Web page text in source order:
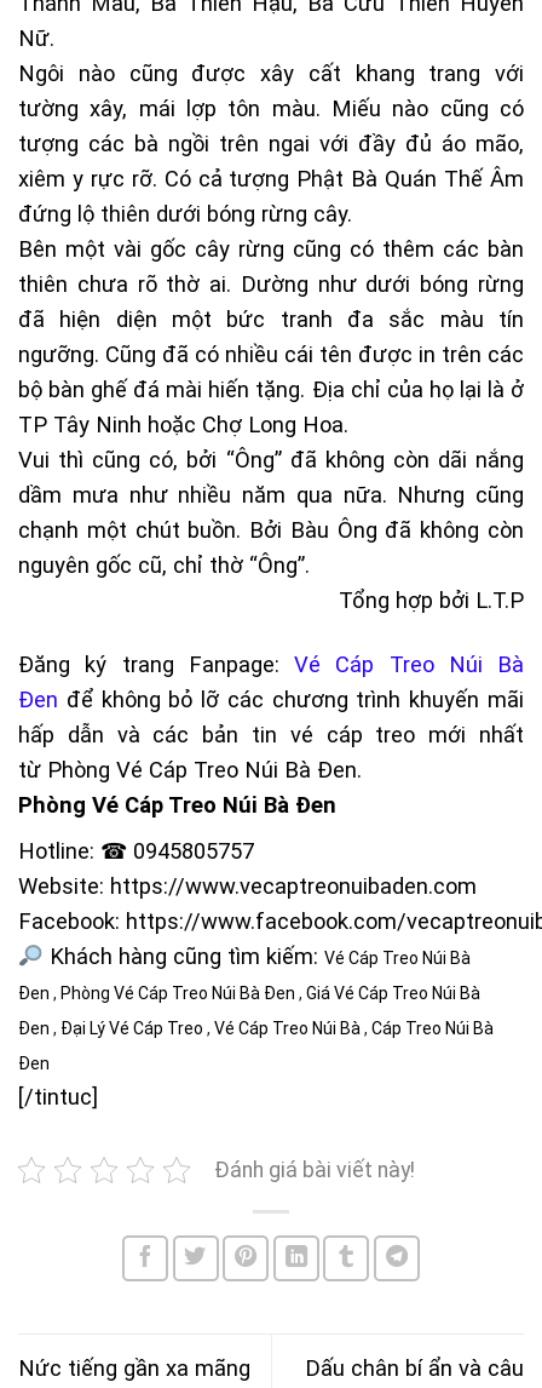
Nữ.
Ngôi nào cũng được xây cất khang trang với
tường xây, mái lợp tôn màu. Miếu nào cũng có
tượng các bà ngồi trên ngai với đầy đủ áo mão,
xiêm y rực rỡ. Có cả tượng Phật Bà Quán Thế Âm
đứng lộ thiên dưới bóng rừng cây.
Bên một vài gốc cây rừng cũng có thêm các bàn
thiên chưa rõ thờ ai. Dường như dưới bóng rừng
đã hiện diện một bức tranh đa sắc màu tín
ngưỡng. Cũng đã có nhiều cái tên được in trên các
bộ bàn ghế đá mài hiến tặng. Địa chỉ của họ lại là ở
TP Tây Ninh hoặc Chợ Long Hoa.
Vui thì cũng có, bởi “Ông” đã không còn dãi nắng
dầm mưa như nhiều năm qua nữa. Nhưng cũng
chạnh một chút buồn. Bởi Bàu Ông đã không còn
nguyên gốc cũ, chỉ thờ “Ông”.
Tổng hợp bởi L.T.P
Đăng ký trang Fanpage: Vé Cáp Treo Núi Bà
Đen để không bỏ lỡ các chương trình khuyến mãi
hấp dẫn và các bản tin vé cáp treo mới nhất
từ Phòng Vé Cáp Treo Núi Bà Đen.
Phòng Vé Cáp Treo Núi Bà Đen
Hotline: ☎ 0945805757
Website: https://www.vecaptreonuibaden.com
Facebook: https://www.facebook.com/
Khách hàng cũng tìm kiếm: Vé Cáp Treo Núi Bà
Đen , Phòng Vé Cáp Treo Núi Bà Đen , Giá Vé Cáp Treo Núi Bà
Đen , Đại Lý Vé Cáp Treo , Vé Cáp Treo Núi Bà, Cáp Treo Núi Bà
Đen
[/tintuc]
Đánh giá bài viết này!
Nức tiếng gần xa mãng
Dấu chân bí ẩn và câu